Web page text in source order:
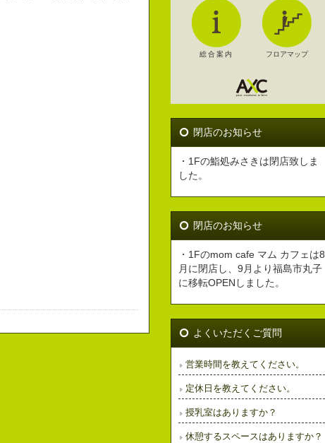
総合案内 フロアマップ
閉店のお知らせ
・1Fの鮨処みさきは閉店致しま
した。
閉店のお知らせ
・1Fのmom cafe マム カフェは8
月に閉店し、9月より福島市丸子
に移転OPENしました。
よくいただくご質問
営業時間を教えてください。
定休日を教えてください。
授乳室はありますか？
休憩するスペースはありますか？